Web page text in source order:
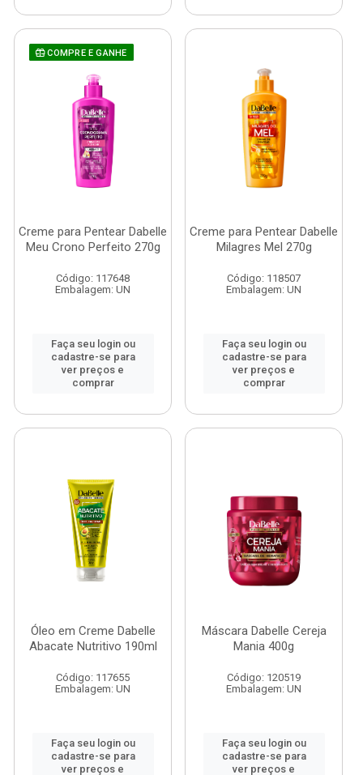
COMPRE E GANHE
Creme para Pentear Dabelle
Meu Crono Perfeito 270g
Código: 117648
Embalagem: UN
Faça seu login ou
cadastre-se para
ver preços e
comprar
Creme para Pentear Dabelle
Milagres Mel 270g
Código: 118507
Embalagem: UN
Faça seu login ou
cadastre-se para
ver preços e
comprar
Óleo em Creme Dabelle
Abacate Nutritivo 190ml
Código: 117655
Embalagem: UN
Faça seu login ou
cadastre-se para
ver preços e
Máscara Dabelle Cereja
Mania 400g
Código: 120519
Embalagem: UN
Faça seu login ou
cadastre-se para
ver preços e